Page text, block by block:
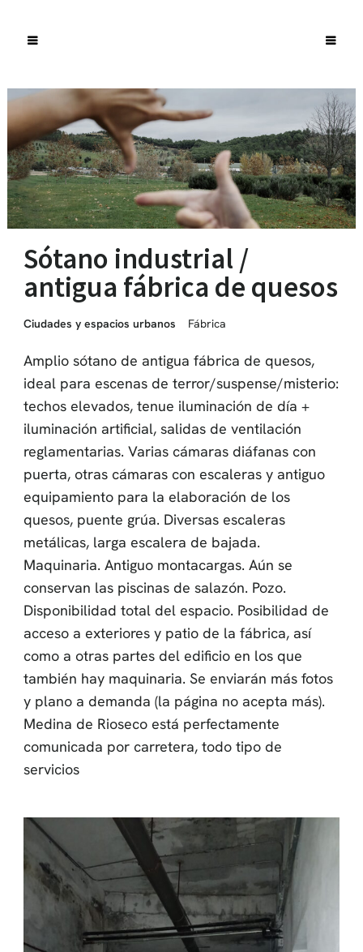
Sótano industrial /
antigua fábrica de quesos
Ciudades y espacios urbanos Fábrica
Amplio sótano de antigua fábrica de quesos,
ideal para escenas de terror/suspense/misterio:
techos elevados, tenue iluminación de día +
iluminación artificial, salidas de ventilación
reglamentarias. Varias cámaras diáfanas con
puerta, otras cámaras con escaleras y antiguo
equipamiento para la elaboración de los
quesos, puente grúa. Diversas escaleras
metálicas, larga escalera de bajada.
Maquinaria. Antiguo montacargas. Aún se
conservan las piscinas de salazón. Pozo.
Disponibilidad total del espacio. Posibilidad de
acceso a exteriores y patio de la fábrica, así
como a otras partes del edificio en los que
también hay maquinaria. Se enviarán más fotos
y plano a demanda (la página no acepta más).
Medina de Rioseco está perfectamente
comunicada por carretera, todo tipo de
servicios